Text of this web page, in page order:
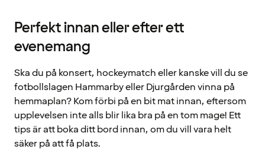
Perfekt innan eller efter ett
evenemang
Ska du på konsert, hockeymatch eller kanske vill du se
fotbollslagen Hammarby eller Djurgården vinna på
hemmaplan? Kom förbi på en bit mat innan, eftersom
upplevelsen inte alls blir lika bra på en tom mage! Ett
tips är att boka ditt bord innan, om du vill vara helt
säker på att få plats.